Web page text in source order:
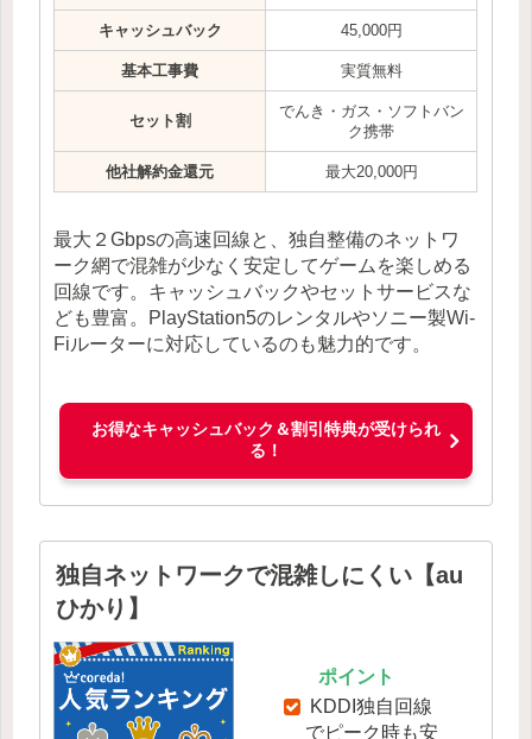
キャッシュバック 45,000円
基本工事費 実質無料
セット割
でんき・ガス・ソフトバン
ク携帯
他社解約金還元 最大20,000円
最大２Gbpsの高速回線と、独自整備のネットワ
ーク網で混雑が少なく安定してゲームを楽しめる
回線です。キャッシュバックやセットサービスな
ども豊富。PlayStation5のレンタルやソニー製Wi-
Fiルーターに対応しているのも魅力的です。
お得なキャッシュバック＆割引特典が受けられ
る！
独自ネットワークで混雑しにくい【au
ひかり】
ポイント
KDDI独自回線
でピーク時も安